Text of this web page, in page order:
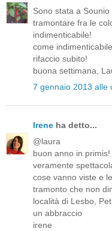
Sono stata a
tramontare fra le
indimenticabile!
come
rifaccio subito!
buona settimana,
7 gennaio 2013 alle
Irene ha detto...
@laura
buon anno in
veramente
cose vanno viste e
tramonto che non
località di Lesbo,
un abbraccio
irene